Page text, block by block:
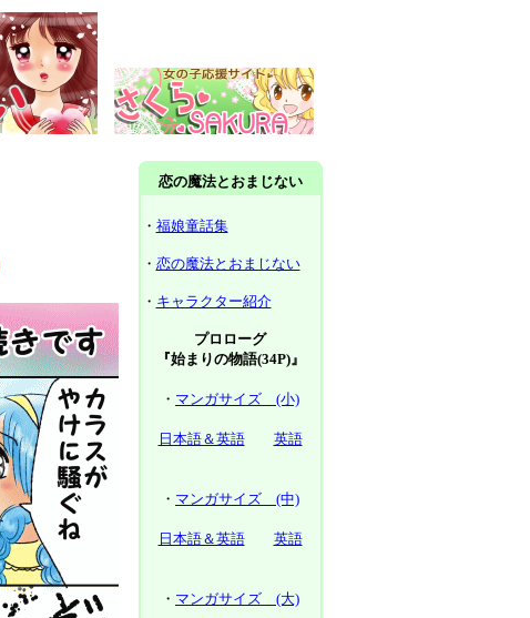
恋の魔法とおまじない
・ 福娘童話集
・ 恋の魔法とおまじない
・ キャラクター紹介
プロローグ
『始まりの物語(34P)』
・ マンガサイズ (小)
日本語＆英語 英語
・ マンガサイズ (中)
日本語＆英語 英語
・ マンガサイズ (大)